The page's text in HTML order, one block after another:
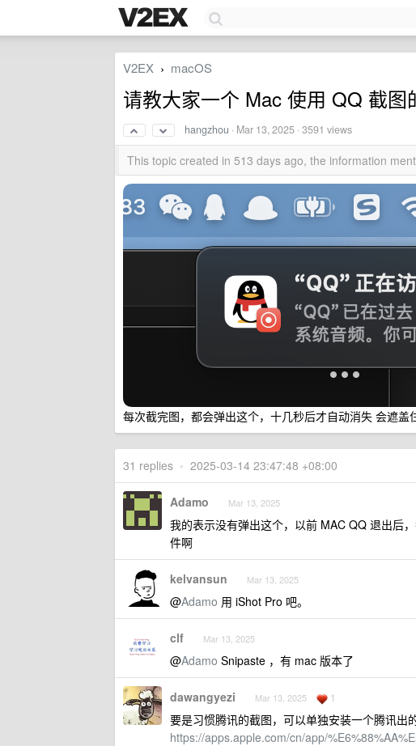
V2EX › macOS
请教大家一个 Mac 使用 QQ 截图
hangzhou · Mar 13, 2025 · 3591 views
This topic created in 513 days ago, the information
每次截完图，都会弹出这个，十几秒后才自动消失 会遮盖
31 replies • 2025-03-14 23:47:48 +08:00
Adamo Mar 13, 2025
我的表示没有弹出这个，以前 MAC QQ 退出后
件啊
kelvansun Mar 13, 2025
@Adamo 用 iShot Pro 吧。
clf Mar 13, 2025
@Adamo Snipaste ，有 mac 版本了
dawangyezi Mar 13, 2025 1
要是习惯腾讯的截图，可以单独安装一个腾讯出
https://apps.apple.com/cn/app/